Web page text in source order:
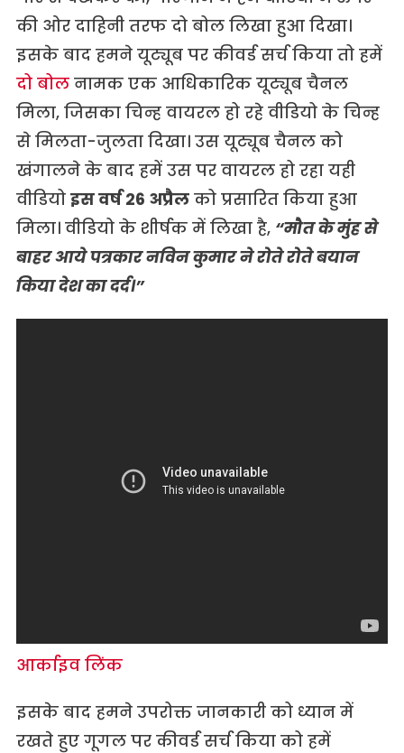
की ओर दाहिनी तरफ दो बोल लिखा हुआ दिखा।
इसके बाद हमने यूट्यूब पर कीवर्ड सर्च किया तो हमें
दो बोलनामक एक आधिकारिक यूट्यूब चैनल
मिला, जिसका चिन्ह वायरल हो रहे वीडियो के चिन्ह
से मिलता-जुलता दिखा। उस यूट्यूब चैनल को
खंगालने के बाद हमें उस पर वायरल हो रहा यही
वीडियो इस वर्ष 26 अप्रैलको प्रसारित किया हुआ
मिला। वीडियो के शीर्षक में लिखा है, “मौत के मुंह से
बाहर आये पत्रकार नविन कुमार ने रोते रोते बयान
किया देश का दर्द।”
आर्काइव लिंक
इसके बाद हमने उपरोक्त जानकारी को ध्यान में
रखते हुए गूगल पर कीवर्ड सर्च किया को हमें